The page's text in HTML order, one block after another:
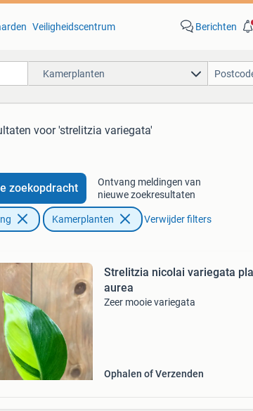
Veiligheidscentrum Berichten
Kamerplanten
voor 'strelitzia variegata'
zoekopdracht
Ontvang meldingen van
nieuwe zoekresultaten
Kamerplanten Verwijder filters
Strelitzia nicolai variegata
aurea
Zeer mooie variegata
Ophalen of Verzenden